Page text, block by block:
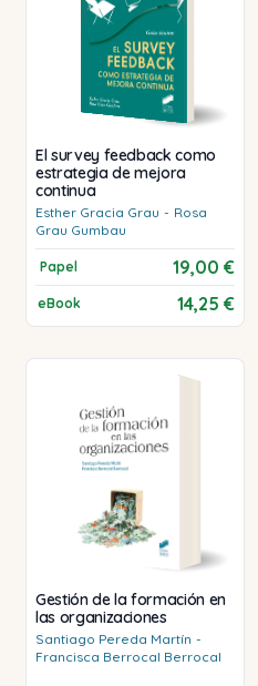
El survey feedback como
estrategia de mejora
continua
Esther Gracia Grau - Rosa
Grau Gumbau
Papel 19,00 €
eBook 14,25 €
Gestión de la formación en
las organizaciones
Santiago Pereda Martín -
Francisca Berrocal Berrocal